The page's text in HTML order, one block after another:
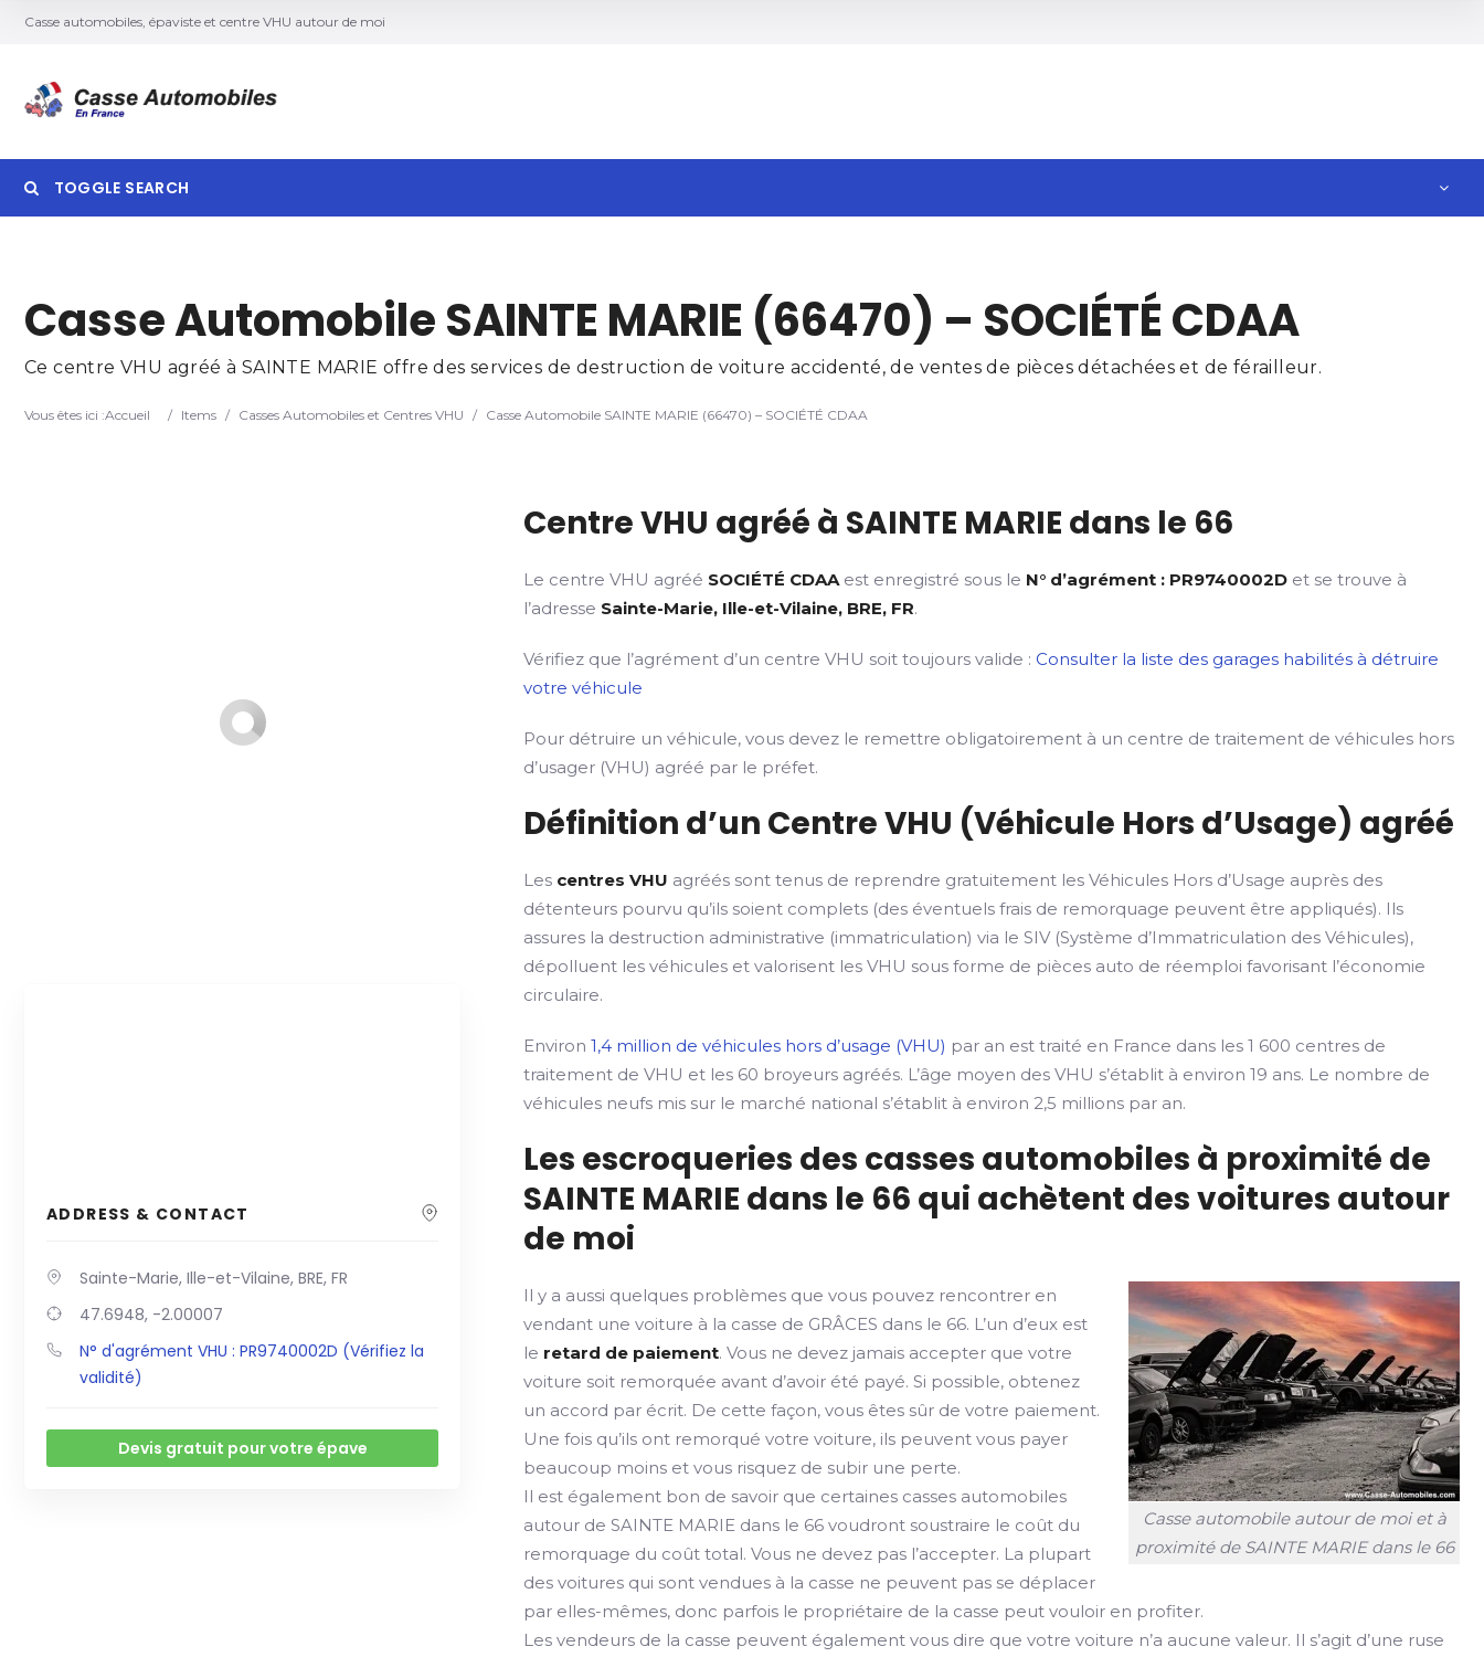
Casse automobiles, épaviste et centre VHU autour de moi
TOGGLE SEARCH
Search
Casse Automobile SAINTE MARIE (66470) – SOCIÉTÉ CDAA
Ce centre VHU agréé à SAINTE MARIE offre des services de destruction de voiture accidenté, de ventes de pièces détachées et de férailleur.
Vous êtes ici :Accueil / Items / Casses Automobiles et Centres VHU / Casse Automobile SAINTE MARIE (66470) – SOCIÉTÉ CDAA
ADDRESS & CONTACT
Sainte-Marie, Ille-et-Vilaine, BRE, FR
47.6948, -2.00007
N° d'agrément VHU : PR9740002D (Vérifiez la
validité)
Devis gratuit pour votre épave
Centre VHU agréé à SAINTE MARIE dans le 66
Le centre VHU agréé SOCIÉTÉ CDAAest enregistré sous le N° d’agrément : PR9740002D et se trouve à
l’adresse Sainte-Marie, Ille-et-Vilaine, BRE, FR.
Vérifiez que l’agrément d’un centre VHU soit toujours valide : Consulter la liste des garages habilités à détruire
votre véhicule
Pour détruire un véhicule, vous devez le remettre obligatoirement à un centre de traitement de véhicules hors
d’usager (VHU) agréé par le préfet.
Définition d’un Centre VHU (Véhicule Hors d’Usage) agréé
Les centres VHU agréés sont tenus de reprendre gratuitement les Véhicules Hors d’Usage auprès des
détenteurs pourvu qu’ils soient complets (des éventuels frais de remorquage peuvent être appliqués). Ils
assures la destruction administrative (immatriculation) via le SIV (Système d’Immatriculation des Véhicules),
dépolluent les véhicules et valorisent les VHU sous forme de pièces auto de réemploi favorisant l’économie
circulaire.
Environ1,4 million de véhicules hors d’usage (VHU) par an est traité en France dans les 1 600 centres de
traitement de VHU et les 60 broyeurs agréés. L’âge moyen des VHU s’établit à environ 19 ans. Le nombre de
véhicules neufs mis sur le marché national s’établit à environ 2,5 millions par an.
Les escroqueries des casses automobiles à proximité de
SAINTE MARIE dans le 66 qui achètent des voitures autour
de moi
Casse automobile autour de moi et à
proximité de SAINTE MARIE dans le 66
Il y a aussi quelques problèmes que vous pouvez rencontrer en
vendant une voiture à la casse de GRÂCES dans le 66. L’un d’eux est
le retard de paiement. Vous ne devez jamais accepter que votre
voiture soit remorquée avant d’avoir été payé. Si possible, obtenez
un accord par écrit. De cette façon, vous êtes sûr de votre paiement.
Une fois qu’ils ont remorqué votre voiture, ils peuvent vous payer
beaucoup moins et vous risquez de subir une perte.
Il est également bon de savoir que certaines casses automobiles
autour de SAINTE MARIE dans le 66 voudront soustraire le coût du
remorquage du coût total. Vous ne devez pas l’accepter. La plupart
des voitures qui sont vendues à la casse ne peuvent pas se déplacer
par elles-mêmes, donc parfois le propriétaire de la casse peut vouloir en profiter.
Les vendeurs de la casse peuvent également vous dire que votre voiture n’a aucune valeur. Il s’agit d’une ruse